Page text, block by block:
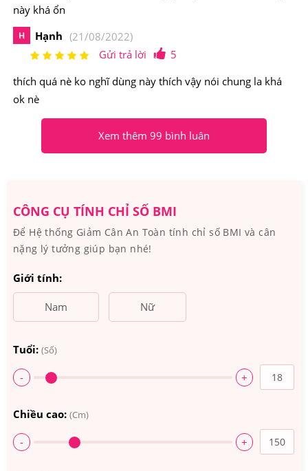
Thành phần chủ yếu của
Kobayashi Nhật Bản Hộp 80 Viên
Thành phần gồm: Rễ Scutellaria 1,0g; Hoa chuông 1,0g;
Mulberry Bark 1,0g; hạt mơ 1,0g; Gardenia Fruit 1,0g;
Asparagus cochinchinensis 1,0g; Fritillaria củ 1,0g; vỏ
acutilobum 1,5g; Ophiopogon Tuber 1,5g; Schisandra
3.Viên Uống Bổ Phổi Kobayashi Nhật Bản Hộp
này khá ổn
H Hạnh (21/08/2022)
Gửi trả lời
5
thích quá nè ko nghĩ dùng này thích vậy nói chung la khá
ok nè
Xem thêm 99 bình luân
CÔNG CỤ TÍNH CHỈ SỐ BMI
Để Hệ thống Giảm Cân An Toàn tính chỉ số BMI và cân
nặng lý tưởng giúp bạn nhé!
Giới tính:
Nam Nữ
Tuổi: (Số)
- +
Chiều cao: (Cm)
- +